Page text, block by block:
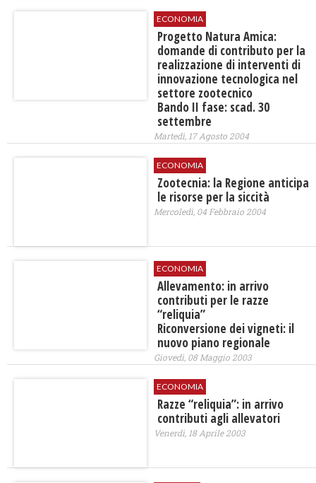
ECONOMIA
Progetto Natura Amica:
domande di contributo per la
realizzazione di interventi di
innovazione tecnologica nel
settore zootecnico
Bando II fase: scad. 30
settembre
Martedì, 17 Agosto 2004
ECONOMIA
Zootecnia: la Regione anticipa
le risorse per la siccità
Mercoledì, 04 Febbraio 2004
ECONOMIA
Allevamento: in arrivo
contributi per le razze
“reliquia”
Riconversione dei vigneti: il
nuovo piano regionale
Giovedì, 08 Maggio 2003
ECONOMIA
Razze “reliquia”: in arrivo
contributi agli allevatori
Venerdì, 18 Aprile 2003